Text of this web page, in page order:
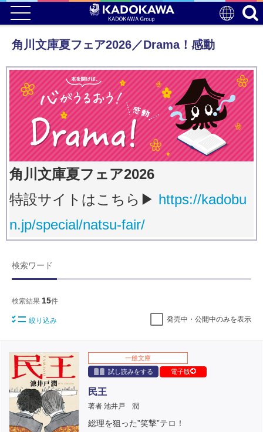
角川文庫夏フェア2026／Drama！感動
角川文庫夏フェア2026
​特設サイトはこちら▶ https://kadobu
n.jp/special/natsu-fair/
検索ワード
検索結果 15件
絞り込み 発売中・公開中のみを表示
一般文庫
試し読みをする
電子版
民王
著者 池井戸 潤
総理を狙った”笑撃”テロ！